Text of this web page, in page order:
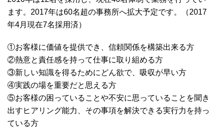
ます。2017年は60名超の事務所へ拡大予定です。（2017
年4月現在7名採用済）
①お客様に価値を提供でき、信頼関係を構築出来る方
②熱意と責任感を持って仕事に取り組める方
③新しい知識を得るためにどん欲で、吸収が早い方
④実践の場を重要だと思える方
⑤お客様の困っていることや不安に思っていることを聞き
出すヒアリング能力、その事項を解決できる実行力を持っ
ている方